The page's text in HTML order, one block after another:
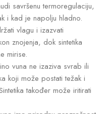
savršenu termoregulaciju,
i kad je napolju hladno.
vlagu i izazvati
znojenja, dok sintetika
mirise.
vuna ne izaziva svrab ili
koji može postati težak i
također može iritirati